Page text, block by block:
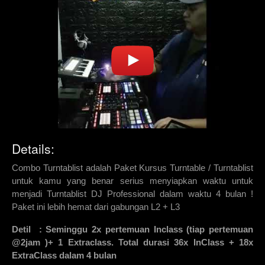
Details:
Combo Turntablist adalah Paket Kursus Turntable / Turntablist
untuk kamu yang benar serius menyiapkan waktu untuk
menjadi Turntablist DJ Professional dalam waktu 4 bulan !
Paket ini lebih hemat dari gabungan L2 + L3
Detil : Seminggu 2x pertemuan Inclass (tiap pertemuan
@2jam )+ 1 Extraclass. Total durasi 36x InClass + 18x
ExtraClass dalam 4 bulan